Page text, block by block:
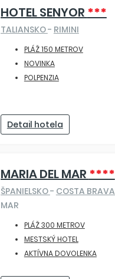
HOTEL SENYOR ***
TALIANSKO- RIMINI
PLÁŽ 150 METROV
NOVINKA
POLPENZIA
Detail hotela
MARIA DEL MAR ****
ŠPANIELSKO- COSTA BRAVA
MAR
PLÁŽ 300 METROV
MESTSKÝ HOTEL
AKTÍVNA DOVOLENKA